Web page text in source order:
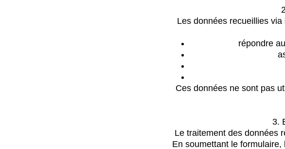
Les données recueillies
répondre
Ces données ne sont pas
3.
Le traitement des données
En soumettant le